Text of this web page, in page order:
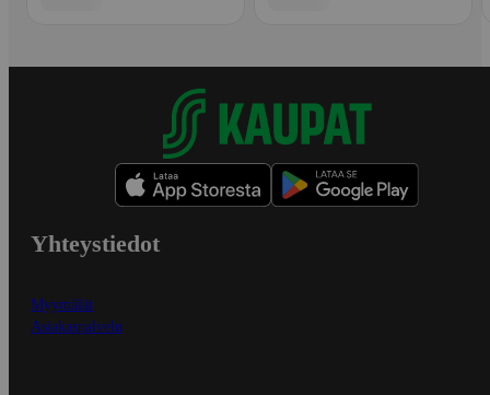
Yhteystiedot
Myymälät
Asiakaspalvelu